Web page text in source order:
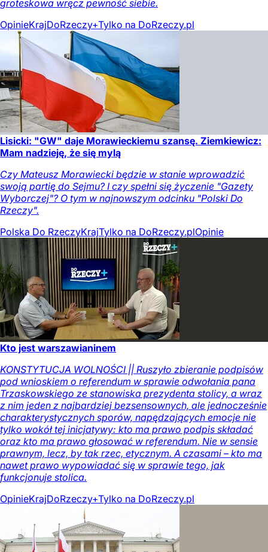
groteskowa wręcz pewność siebie.
OpinieKrajDoRzeczy+Tylko na DoRzeczy.pl
Lisicki: "GW" daje Morawieckiemu szansę. Ziemkiewicz:
Mam nadzieję, że się mylą
Czy Mateusz Morawiecki będzie w stanie wprowadzić
swoją partię do Sejmu? I czy spełni się życzenie "Gazety
Wyborczej"? O tym w najnowszym odcinku "Polski Do
Rzeczy".
Polska Do RzeczyKrajTylko na DoRzeczy.plOpinie
Kto jest warszawianinem
KONSTYTUCJA WOLNOŚCI || Ruszyło zbieranie podpisów
pod wnioskiem o referendum w sprawie odwołania pana
Trzaskowskiego ze stanowiska prezydenta stolicy, a wraz
z nim jeden z najbardziej bezsensownych, ale jednocześnie
charakterystycznych sporów, napędzających emocje nie
tylko wokół tej inicjatywy: kto ma prawo podpis składać
oraz kto ma prawo głosować w referendum. Nie w sensie
prawnym, lecz, by tak rzec, etycznym. A czasami – kto ma
nawet prawo wypowiadać się w sprawie tego, jak
funkcjonuje stolica.
OpinieKrajDoRzeczy+Tylko na DoRzeczy.pl